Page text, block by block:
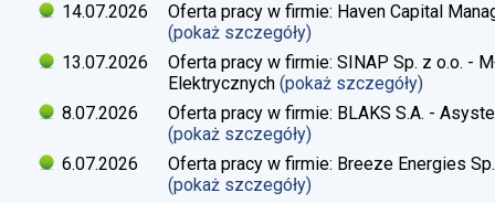
14.07.2026
Oferta pracy w firmie: Haven Capital
(pokaż szczegóły)
13.07.2026
Oferta pracy w firmie: SINAP Sp. z o.o. -
Elektrycznych (pokaż szczegóły)
8.07.2026
Oferta pracy w firmie: BLAKS S.A. -
(pokaż szczegóły)
6.07.2026
Oferta pracy w firmie: Breeze Energies
(pokaż szczegóły)